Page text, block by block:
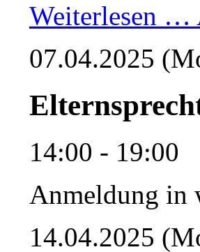
Weiterlesen …
07.04.2025
14:00 - 19:00
Anmeldung in
14.04.2025